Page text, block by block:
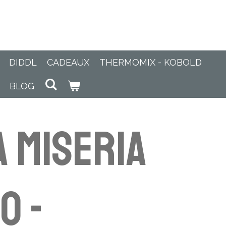
DIDDL CADEAUX THERMOMIX - KOBOLD
BLOG
Miseria
-